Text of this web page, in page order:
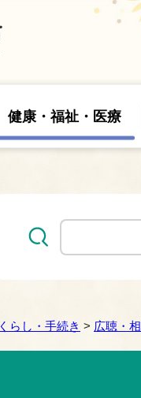
健康・福祉・医療
くらし・手続き > 広聴・